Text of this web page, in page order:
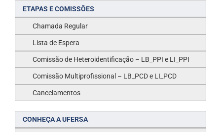
ETAPAS E COMISSÕES
Chamada Regular
Lista de Espera
Comissão de Heteroidentificação – LB_PPI e LI_PPI
Comissão Multiprofissional – LB_PCD e LI_PCD
Cancelamentos
CONHEÇA A UFERSA